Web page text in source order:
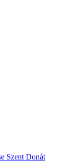
Szent Donát